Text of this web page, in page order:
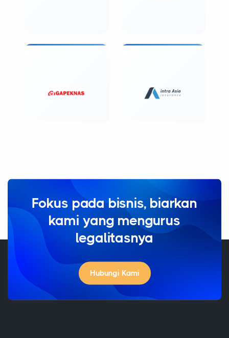
Fokus pada bisnis, biarkan
kami yang mengurus
legalitasnya
Hubungi Kami